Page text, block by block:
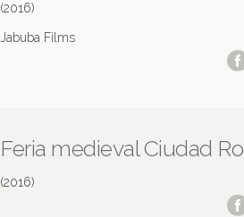
(2016)
Jabuba Films
Feria medieval Ciudad
(2016)